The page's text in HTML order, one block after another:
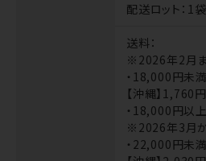
配送ロット ：1
送料：
※2026年2月
・18,000円未
【沖縄】1,760円
・18,000円以
※2026年3月
・22,000円未